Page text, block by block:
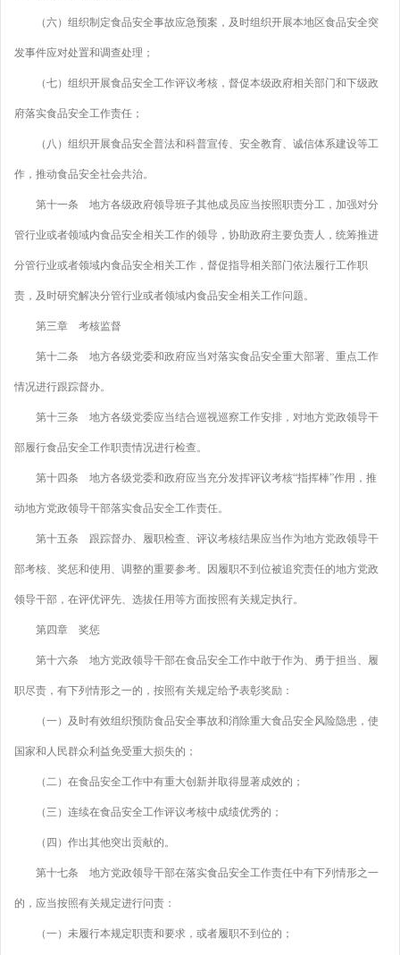
（六）组织制定食品安全事故应急预案，及时组织开展本地区食品安全突
发事件应对处置和调查处理；
（七）组织开展食品安全工作评议考核，督促本级政府相关部门和下级政
府落实食品安全工作责任；
（八）组织开展食品安全普法和科普宣传、安全教育、诚信体系建设等工
作，推动食品安全社会共治。
第十一条 地方各级政府领导班子其他成员应当按照职责分工，加强对分
管行业或者领域内食品安全相关工作的领导，协助政府主要负责人，统筹推进
分管行业或者领域内食品安全相关工作，督促指导相关部门依法履行工作职
责，及时研究解决分管行业或者领域内食品安全相关工作问题。
第三章 考核监督
第十二条 地方各级党委和政府应当对落实食品安全重大部署、重点工作
情况进行跟踪督办。
第十三条 地方各级党委应当结合巡视巡察工作安排，对地方党政领导干
部履行食品安全工作职责情况进行检查。
第十四条 地方各级党委和政府应当充分发挥评议考核“指挥棒”作用，推
动地方党政领导干部落实食品安全工作责任。
第十五条 跟踪督办、履职检查、评议考核结果应当作为地方党政领导干
部考核、奖惩和使用、调整的重要参考。因履职不到位被追究责任的地方党政
领导干部，在评优评先、选拔任用等方面按照有关规定执行。
第四章 奖惩
第十六条 地方党政领导干部在食品安全工作中敢于作为、勇于担当、履
职尽责，有下列情形之一的，按照有关规定给予表彰奖励：
（一）及时有效组织预防食品安全事故和消除重大食品安全风险隐患，使
国家和人民群众利益免受重大损失的；
（二）在食品安全工作中有重大创新并取得显著成效的；
（三）连续在食品安全工作评议考核中成绩优秀的；
（四）作出其他突出贡献的。
第十七条 地方党政领导干部在落实食品安全工作责任中有下列情形之一
的，应当按照有关规定进行问责：
（一）未履行本规定职责和要求，或者履职不到位的；